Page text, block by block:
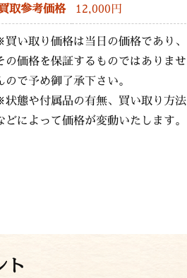
取参考価格
12,000円
い取り価格は当日の価格であり、
の価格を保証するものではありませ
ので予め御了承下さい。
態や付属品の有無、買い取り方法
どによって価格が変動いたします。
ト